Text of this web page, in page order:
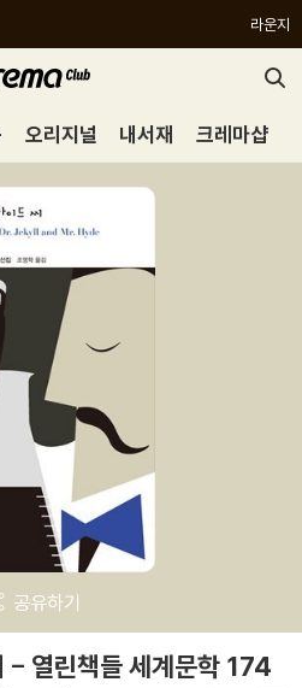
라운지
오리지널 내서재 크레마샵
공유하기
- 열린책들 세계문학 174